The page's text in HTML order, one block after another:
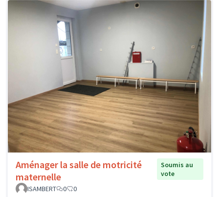
Aménager la salle de motricité
maternelle
Soumis au
vote
ISAMBERT
0 0